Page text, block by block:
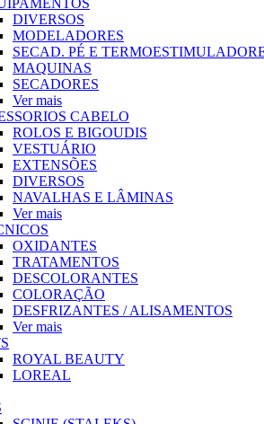
DIVERSOS
MODELADORES
SECAD. PÉ E
MAQUINAS
SECADORES
Ver mais
CABELO
ROLOS E BIGOUDIS
VESTUÁRIO
EXTENSÕES
DIVERSOS
NAVALHAS E LÂMINAS
Ver mais
OXIDANTES
TRATAMENTOS
DESCOLORANTES
COLORAÇÃO
DESFRIZANTES / ALISAMENTOS
Ver mais
ROYAL BEAUTY
LOREAL